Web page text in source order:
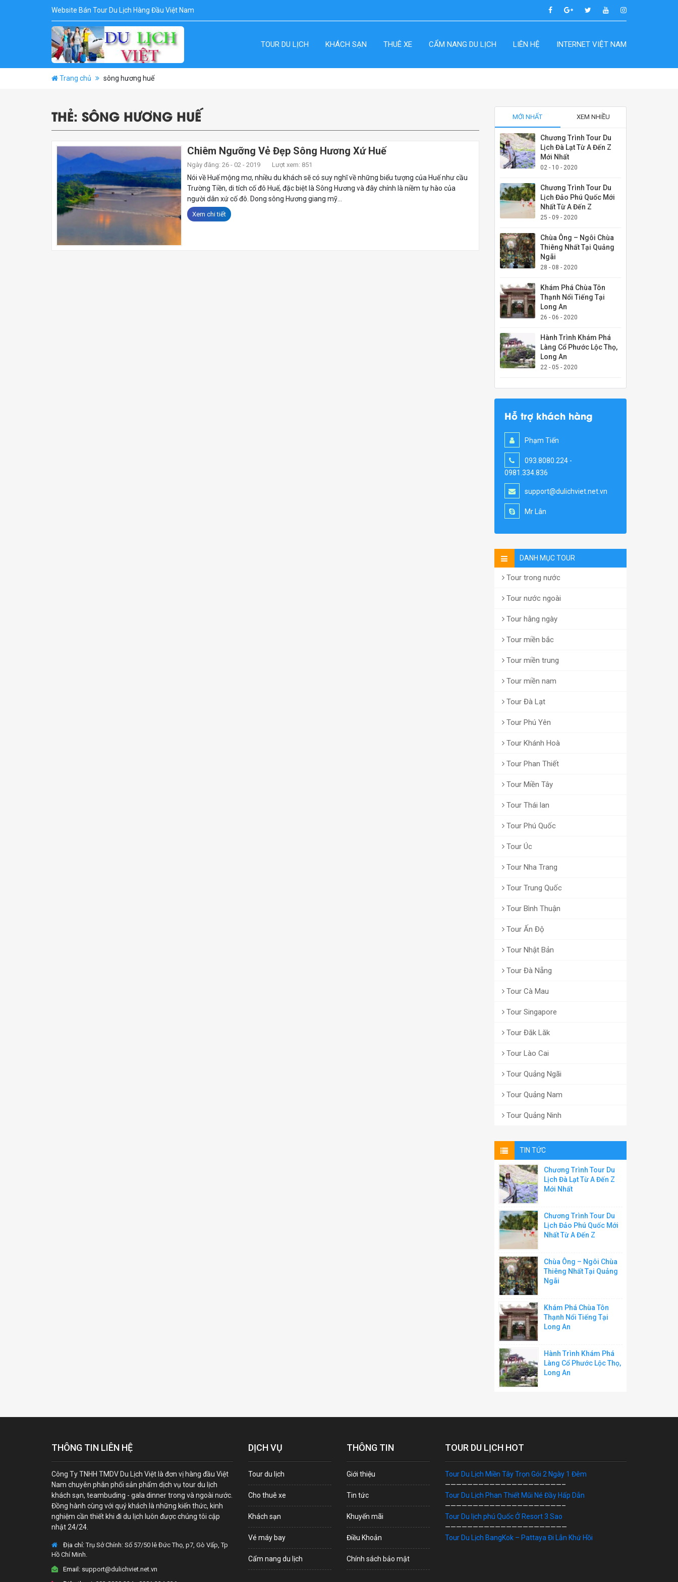
Website Bán Tour Du Lịch Hàng Đầu Việt Nam
TOUR DU LỊCH KHÁCH SẠN THUÊ XE CẨM NANG DU LỊCH LIÊN HỆ INTERNET VIỆT NAM
Trang chủ sông hương huế
THẺ: SÔNG HƯƠNG HUẾ
Chiêm Ngưỡng Vẻ Đẹp Sông Hương Xứ Huế
Ngày đăng: 26 - 02 - 2019 Lượt xem: 851
Nói về Huế mộng mơ, nhiều du khách sẽ có suy nghĩ về những biểu tượng của Huế như cầu
Trường Tiền, di tích cố đô Huế, đặc biệt là Sông Hương và đây chính là niềm tự hào của
người dân xứ cố đô. Dong sông Hương giang mỹ...
Xem chi tiết
MỚI NHẤT XEM NHIỀU
Chương Trình Tour Du
Lịch Đà Lạt Từ A Đến Z
Mới Nhất
02 - 10 - 2020
Chương Trình Tour Du
Lịch Đảo Phú Quốc Mới
Nhất Từ A Đến Z
25 - 09 - 2020
Chùa Ông – Ngôi Chùa
Thiêng Nhất Tại Quảng
Ngãi
28 - 08 - 2020
Khám Phá Chùa Tôn
Thạnh Nổi Tiếng Tại
Long An
26 - 06 - 2020
Hành Trình Khám Phá
Làng Cổ Phước Lộc Thọ,
Long An
22 - 05 - 2020
Hỗ trợ khách hàng
Phạm Tiến
093.8080.224 -
0981.334.836
support@dulichviet.net.vn
Mr Lân
DANH MỤC TOUR
Tour trong nước
Tour nước ngoài
Tour hằng ngày
Tour miền bắc
Tour miền trung
Tour miền nam
Tour Đà Lạt
Tour Phú Yên
Tour Khánh Hoà
Tour Phan Thiết
Tour Miền Tây
Tour Thái lan
Tour Phú Quốc
Tour Úc
Tour Nha Trang
Tour Trung Quốc
Tour Bình Thuận
Tour Ấn Độ
Tour Nhật Bản
Tour Đà Nẵng
Tour Cà Mau
Tour Singapore
Tour Đăk Lăk
Tour Lào Cai
Tour Quảng Ngãi
Tour Quảng Nam
Tour Quảng Ninh
TIN TỨC
Chương Trình Tour Du
Lịch Đà Lạt Từ A Đến Z
Mới Nhất
Chương Trình Tour Du
Lịch Đảo Phú Quốc Mới
Nhất Từ A Đến Z
Chùa Ông – Ngôi Chùa
Thiêng Nhất Tại Quảng
Ngãi
Khám Phá Chùa Tôn
Thạnh Nổi Tiếng Tại
Long An
Hành Trình Khám Phá
Làng Cổ Phước Lộc Thọ,
Long An
THÔNG TIN LIÊN HỆ
Công Ty TNHH TMDV Du Lịch Việt là đơn vị hàng đầu Việt
Nam chuyên phân phối sản phẩm dịch vụ tour du lịch
khách sạn, teambuding - gala dinner trong và ngoài nước.
Đồng hành cùng với quý khách là những kiến thức, kinh
nghiệm cần thiết khi đi du lịch luôn được chúng tôi cập
nhật 24/24.
Địa chỉ:Trụ Sở Chính: Số 57/50 lê Đức Thọ, p7, Gò Vấp, Tp
Hồ Chí Minh.
Email: support@dulichviet.net.vn
DỊCH VỤ
Tour du lịch
Cho thuê xe
Khách sạn
Vé máy bay
Cẩm nang du lịch
THÔNG TIN
Giới thiệu
Tin tức
Khuyến mãi
Điều Khoản
Chính sách bảo mật
TOUR DU LỊCH HOT
Tour Du Lịch Miền Tây Trọn Gói 2 Ngày 1 Đêm
—————————————————————–
Tour Du Lịch Phan Thiết Mũi Né Đầy Hấp Dẫn
—————————————————————–
Tour Du lịch phú Quốc Ở Resort 3 Sao
——————————————————————
Tour Du Lịch BangKok – Pattaya Đi Lẫn Khứ Hồi